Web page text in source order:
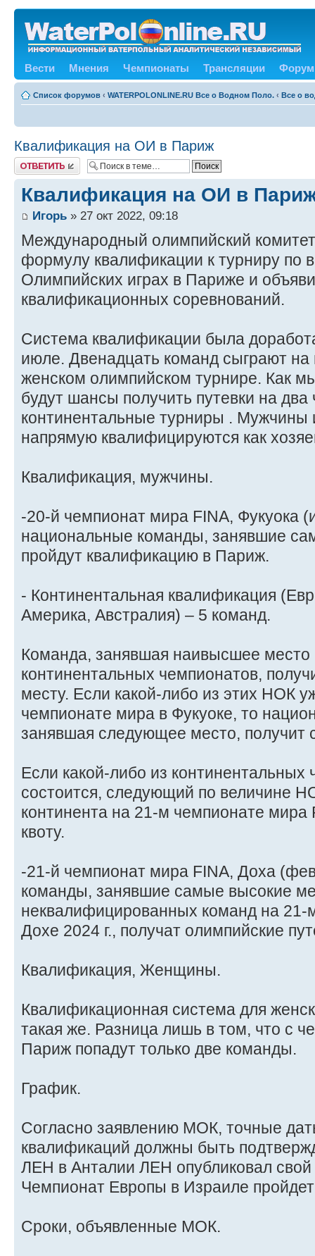
Вести Мнения Чемпионаты Трансляции Форум
Список форумов ‹ WATERPOLONLINE.RU Все о Водном Поло. ‹ Все о
Квалификация на ОИ в Париж
Ответить
Квалификация на ОИ в
Игорь » 27 окт 2022, 09:18
Международный олимпийский
формулу квалификации к турниру по
Олимпийских играх в Париже и
квалификационных соревнований.
Система квалификации была
июле. Двенадцать команд сыграют на
женском олимпийском турнире. Как
будут шансы получить путевки на
континентальные турниры .
напрямую квалифицируются как
Квалификация, мужчины.
-20-й чемпионат мира FINA, Фукуока
национальные команды, занявшие
пройдут квалификацию в Париж.
- Континентальная квалификация
Америка, Австралия) – 5 команд.
Команда, занявшая наивысшее место
континентальных чемпионатов,
месту. Если какой-либо из этих НОК
чемпионате мира в Фукуоке, то
занявшая следующее место, получит
Если какой-либо из континентальных
состоится, следующий по величине
континента на 21-м чемпионате мира
квоту.
-21-й чемпионат мира FINA, Доха
команды, занявшие самые высокие
неквалифицированных команд на 21-
Дохе 2024 г., получат олимпийские
Квалификация, Женщины.
Квалификационная система для
такая же. Разница лишь в том, что с
Париж попадут только две команды.
График.
Согласно заявлению МОК, точные
квалификаций должны быть
ЛЕН в Анталии ЛЕН опубликовал
Чемпионат Европы в Израиле
Сроки, объявленные МОК.